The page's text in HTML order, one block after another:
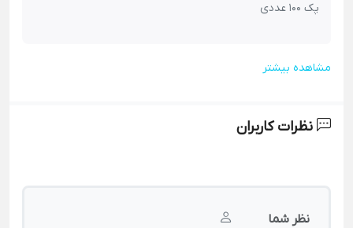
پک 100 عددی
مشاهده بیشتر
نظرات کاربران
نظر شما